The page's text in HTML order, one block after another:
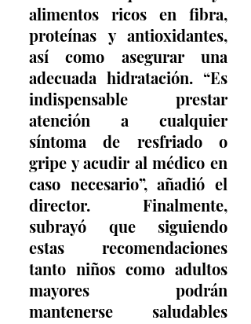
alimentos ricos en fibra,
proteínas y antioxidantes,
así como asegurar una
adecuada hidratación. “Es
indispensable prestar
atención a cualquier
síntoma de resfriado o
gripe y acudir al médico en
caso necesario”, añadió el
director. Finalmente,
subrayó que siguiendo
estas recomendaciones
tanto niños como adultos
mayores podrán
mantenerse saludables